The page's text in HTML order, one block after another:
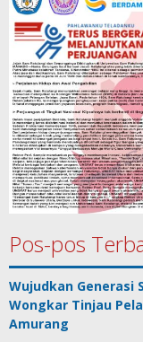
Pos-pos
Wujudkan Generasi
Wongkar Tinjau
Amurang